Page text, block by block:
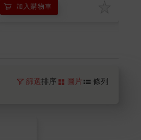
加入購物車
篩選排序 圖片 條列